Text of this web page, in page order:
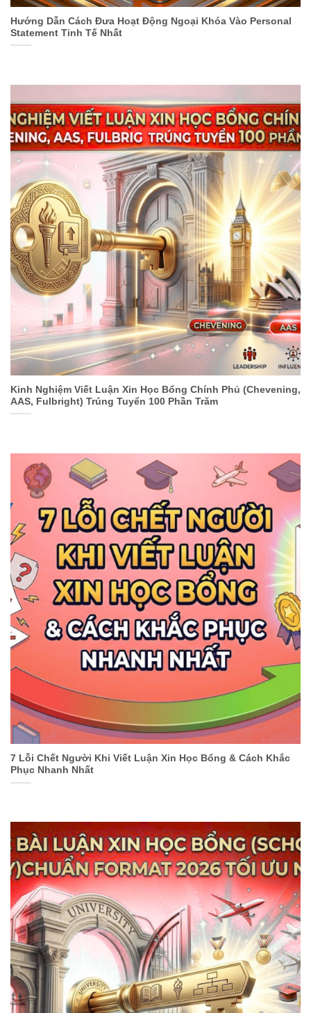
Hướng Dẫn Cách Đưa Hoạt Động Ngoại Khóa Vào Personal
Statement Tinh Tế Nhất
Kinh Nghiệm Viết Luận Xin Học Bổng Chính Phủ (Chevening,
AAS, Fulbright) Trúng Tuyển 100 Phần Trăm
7 Lỗi Chết Người Khi Viết Luận Xin Học Bổng & Cách Khắc
Phục Nhanh Nhất